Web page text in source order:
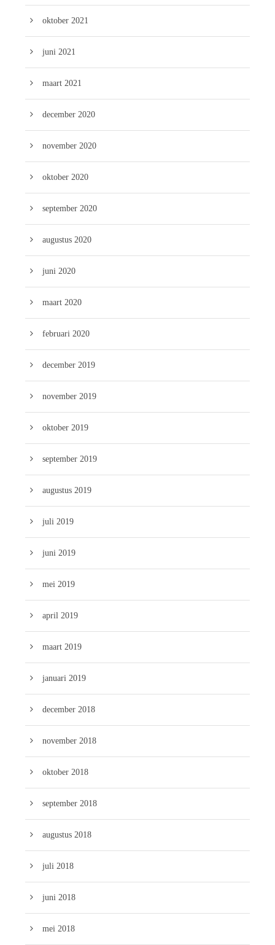
oktober 2021
juni 2021
maart 2021
december 2020
november 2020
oktober 2020
september 2020
augustus 2020
juni 2020
maart 2020
februari 2020
december 2019
november 2019
oktober 2019
september 2019
augustus 2019
juli 2019
juni 2019
mei 2019
april 2019
maart 2019
januari 2019
december 2018
november 2018
oktober 2018
september 2018
augustus 2018
juli 2018
juni 2018
mei 2018